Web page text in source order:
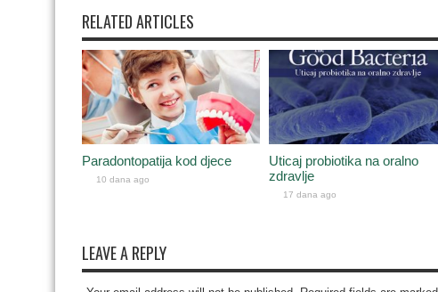
RELATED ARTICLES
Paradontopatija kod djece
10 dana ago
Uticaj probiotika na oralno
zdravlje
17 dana ago
LEAVE A REPLY